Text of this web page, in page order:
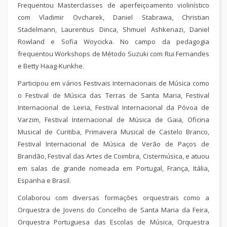
Frequentou Masterclasses de aperfeiçoamento violinístico
com Vladimir Ovcharek, Daniel Stabrawa, Christian
Stadelmann, Laurentius Dinca, Shmuel Ashkenazi, Daniel
Rowland e Sofia Woycicka. No campo da pedagogia
frequentou Workshops de Método Suzuki com Rui Fernandes
e Betty Haag-Kunkhe.
Participou em vários Festivais Internacionais de Música como
o Festival de Música das Terras de Santa Maria, Festival
Internacional de Leiria, Festival Internacional da Póvoa de
Varzim, Festival Internacional de Música de Gaia, Oficina
Musical de Curitiba, Primavera Musical de Castelo Branco,
Festival Internacional de Música de Verão de Paços de
Brandão, Festival das Artes de Coimbra, Cistermúsica, e atuou
em salas de grande nomeada em Portugal, França, Itália,
Espanha e Brasil.
Colaborou com diversas formações orquestrais como a
Orquestra de Jovens do Concelho de Santa Maria da Feira,
Orquestra Portuguesa das Escolas de Música, Orquestra